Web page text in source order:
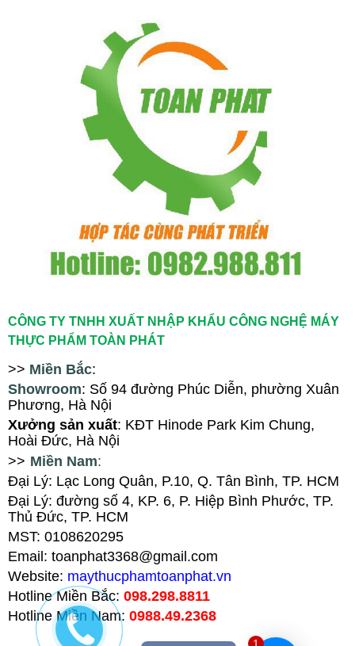
CÔNG TY TNHH XUẤT NHẬP KHẨU CÔNG NGHỆ MÁY
THỰC PHẨM TOÀN PHÁT
>> Miền Bắc:
Showroom: Số 94 đường Phúc Diễn, phường Xuân
Phương, Hà Nội
Xưởng sản xuất: KĐT Hinode Park Kim Chung,
Hoài Đức, Hà Nội
>> Miền Nam:
Đại Lý: Lạc Long Quân, P.10, Q. Tân Bình, TP. HCM
Đại Lý: đường số 4, KP. 6, P. Hiệp Bình Phước, TP.
Thủ Đức, TP. HCM
MST: 0108620295
Email: toanphat3368@gmail.com
Website: maythucphamtoanphat.vn
Hotline Miền Bắc: 098.298.8811
Hotline Miền Nam: 0988.49.2368